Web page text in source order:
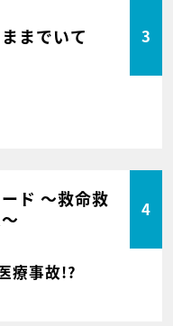
までいて 3
ド ～救命救
4
療事故!?